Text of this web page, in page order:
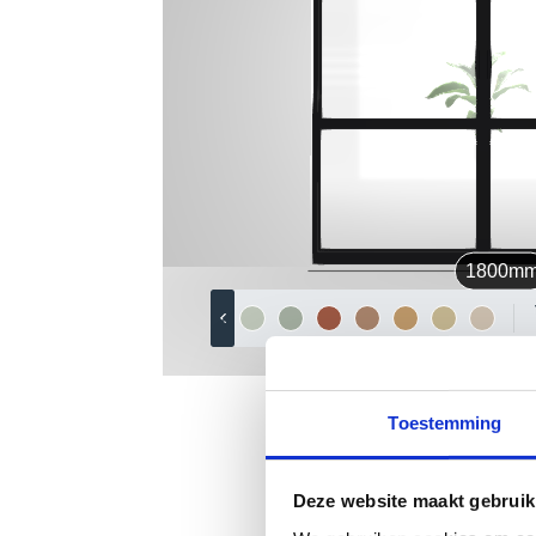
Toestemming
Deze website maakt